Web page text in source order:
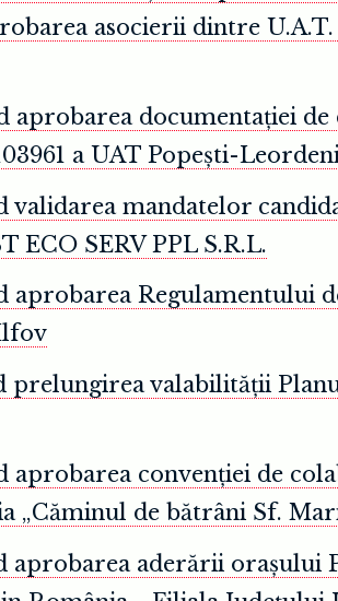
asocierii dintre
aprobarea documentației
a UAT Popești-
validarea mandatelor
ECO SERV PPL S.R.L.
aprobarea Regulamentului
prelungirea valabilității
aprobarea convenției de
„Căminul de bătrâni Sf.
aprobarea aderării